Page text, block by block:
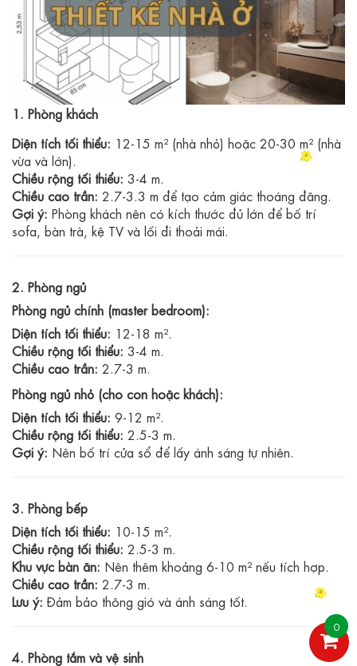
1. Phòng khách
Diện tích tối thiểu: 12-15 m² (nhà nhỏ) hoặc 20-30 m² (nhà
vừa và lớn).
Chiều rộng tối thiểu: 3-4 m.
Chiều cao trần: 2.7-3.3 m để tạo cảm giác thoáng đãng.
Gợi ý: Phòng khách nên có kích thước đủ lớn để bố trí
sofa, bàn trà, kệ TV và lối đi thoải mái.
2. Phòng ngủ
Phòng ngủ chính (master bedroom):
Diện tích tối thiểu: 12-18 m².
Chiều rộng tối thiểu: 3-4 m.
Chiều cao trần: 2.7-3 m.
Phòng ngủ nhỏ (cho con hoặc khách):
Diện tích tối thiểu: 9-12 m².
Chiều rộng tối thiểu: 2.5-3 m.
Gợi ý: Nên bố trí cửa sổ để lấy ánh sáng tự nhiên.
3. Phòng bếp
Diện tích tối thiểu: 10-15 m².
Chiều rộng tối thiểu: 2.5-3 m.
Khu vực bàn ăn: Nên thêm khoảng 6-10 m² nếu tích hợp.
Chiều cao trần: 2.7-3 m.
Lưu ý: Đảm bảo thông gió và ánh sáng tốt.
4. Phòng tắm và vệ sinh
0